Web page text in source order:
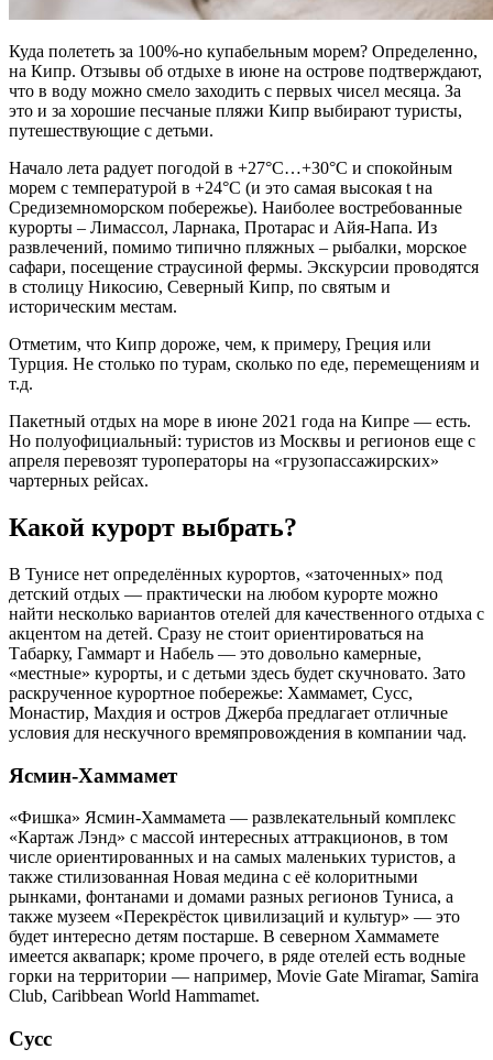
Куда полететь за 100%-но купабельным морем? Определенно,
на Кипр. Отзывы об отдыхе в июне на острове подтверждают,
что в воду можно смело заходить с первых чисел месяца. За
это и за хорошие песчаные пляжи Кипр выбирают туристы,
путешествующие с детьми.
Начало лета радует погодой в +27°С…+30°С и спокойным
морем с температурой в +24°С (и это самая высокая t на
Средиземноморском побережье). Наиболее востребованные
курорты – Лимассол, Ларнака, Протарас и Айя-Напа. Из
развлечений, помимо типично пляжных – рыбалки, морское
сафари, посещение страусиной фермы. Экскурсии проводятся
в столицу Никосию, Северный Кипр, по святым и
историческим местам.
Отметим, что Кипр дороже, чем, к примеру, Греция или
Турция. Не столько по турам, сколько по еде, перемещениям и
т.д.
Пакетный отдых на море в июне 2021 года на Кипре — есть.
Но полуофициальный: туристов из Москвы и регионов еще с
апреля перевозят туроператоры на «грузопассажирских»
чартерных рейсах.
Какой курорт выбрать?
В Тунисе нет определённых курортов, «заточенных» под
детский отдых — практически на любом курорте можно
найти несколько вариантов отелей для качественного отдыха с
акцентом на детей. Сразу не стоит ориентироваться на
Табарку, Гаммарт и Набель — это довольно камерные,
«местные» курорты, и с детьми здесь будет скучновато. Зато
раскрученное курортное побережье: Хаммамет, Сусс,
Монастир, Махдия и остров Джерба предлагает отличные
условия для нескучного времяпровождения в компании чад.
Ясмин-Хаммамет
«Фишка» Ясмин-Хаммамета — развлекательный комплекс
«Картаж Лэнд» с массой интересных аттракционов, в том
числе ориентированных и на самых маленьких туристов, а
также стилизованная Новая медина с её колоритными
рынками, фонтанами и домами разных регионов Туниса, а
также музеем «Перекрёсток цивилизаций и культур» — это
будет интересно детям постарше. В северном Хаммамете
имеется аквапарк; кроме прочего, в ряде отелей есть водные
горки на территории — например, Movie Gate Miramar, Samira
Club, Caribbean World Hammamet.
Сусс